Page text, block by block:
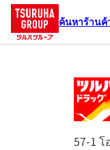
ค้นหาร้านค้
57-1